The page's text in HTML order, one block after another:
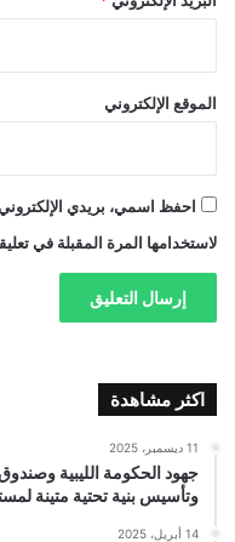
الموقع الإلكتروني
احفظ اسمي، بريدي
لاستخدامها المرة المقبلة في
اكثر مشاهدة
11 ديسمبر، 2025
جهود الحكومة الليبية
وتأسيس بنية تحتية متينة
14 أبريل، 2025